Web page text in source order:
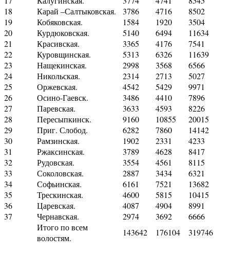
18
Карай –Салтыковская. 3786 4716
8502
19
Кобяковская. 1584 1920
3504
20
Курдюковская. 5140 6494
11634
21
Красивская. 3365 4176
7541
22
Куровщинская. 5313 6326
11639
23
Нащекинская. 2998 3568
6566
24
Никольская. 2314 2713
5027
25
Оржевская. 4542 5429
9971
26
Осино-Гаевск. 3486 4410
7896
27
Паревская. 3633 4593
8226
28
Пересыпкинск. 9160 10855
20015
29
Приг. Слобод. 6282 7860
14142
30
Рамзинская. 1902 2331
4233
31
Ржаксинская. 3789 4628
8417
32
Рудовская. 3554 4561
8115
33
Соколовская. 2887 3434
6321
34
Софьинская. 6161 7521
13682
35
Трескинская. 4600 5815
10415
36
Царевская. 4087 4904
8991
37
Чернавская. 2974 3692
6666
Итого по всем
волостям.
143642 176104 319746